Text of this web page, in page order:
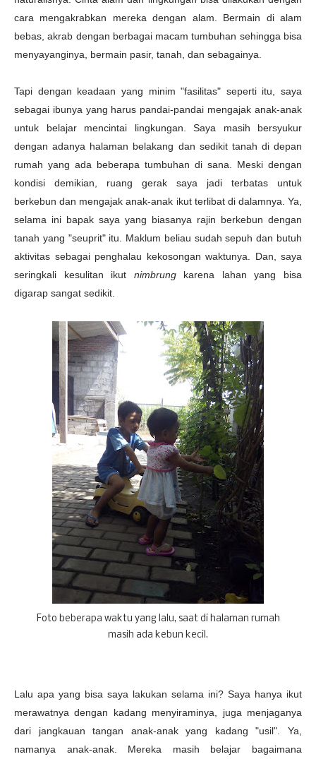
cara mengakrabkan mereka dengan alam. Bermain di alam
bebas, akrab dengan berbagai macam tumbuhan sehingga bisa
menyayanginya, bermain pasir, tanah, dan sebagainya.
Tapi dengan keadaan yang minim "fasilitas" seperti itu, saya
sebagai ibunya yang harus pandai-pandai mengajak anak-anak
untuk belajar mencintai lingkungan. Saya masih bersyukur
dengan adanya halaman belakang dan sedikit tanah di depan
rumah yang ada beberapa tumbuhan di sana. Meski dengan
kondisi demikian, ruang gerak saya jadi terbatas untuk
berkebun dan mengajak anak-anak ikut terlibat di dalamnya. Ya,
selama ini bapak saya yang biasanya rajin berkebun dengan
tanah yang "seuprit" itu. Maklum beliau sudah sepuh dan butuh
aktivitas sebagai penghalau kekosongan waktunya. Dan, saya
seringkali kesulitan ikut nimbrung karena lahan yang bisa
digarap sangat sedikit.
Foto beberapa waktu yang lalu, saat di halaman rumah
masih ada kebun kecil.
Lalu apa yang bisa saya lakukan selama ini? Saya hanya ikut
merawatnya dengan kadang menyiraminya, juga menjaganya
dari jangkauan tangan anak-anak yang kadang "usil". Ya,
namanya anak-anak. Mereka masih belajar bagaimana